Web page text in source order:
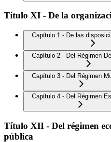
Título XI - De la
Capítulo 1 - De las
Capítulo 2 - Del Régimen
Capítulo 3 - Del Régimen
Capítulo 4 - Del Régimen
Título XII - Del régimen
pública